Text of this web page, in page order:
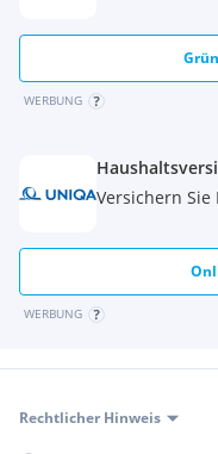
WERBUNG
Versichern
WERBUNG
Rechtlicher Hinweis